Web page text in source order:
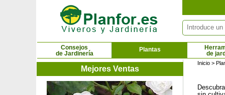
Consejos
de Jardinería
Plantas
de
Mejores Ventas
Rosal
Inicio >
Panel de gestión de cookies